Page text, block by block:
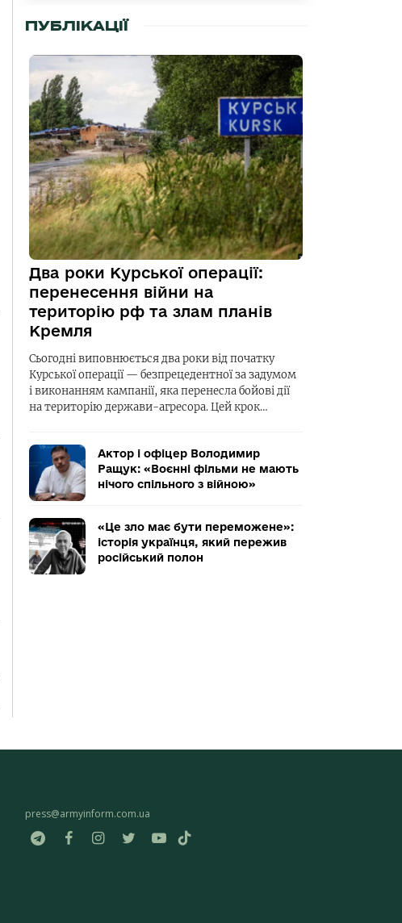
ПУБЛІКАЦІЇ
Два роки Курської операції:
перенесення війни на
територію рф та злам планів
Кремля
Сьогодні виповнюється два роки від початку
Курської операції — безпрецедентної за задумом
і виконанням кампанії, яка перенесла бойові дії
на територію держави-агресора. Цей крок…
Актор і офіцер Володимир
Ращук: «Воєнні фільми не мають
нічого спільного з війною»
«Це зло має бути переможене»:
історія українця, який пережив
російський полон
press@armyinform.com.ua